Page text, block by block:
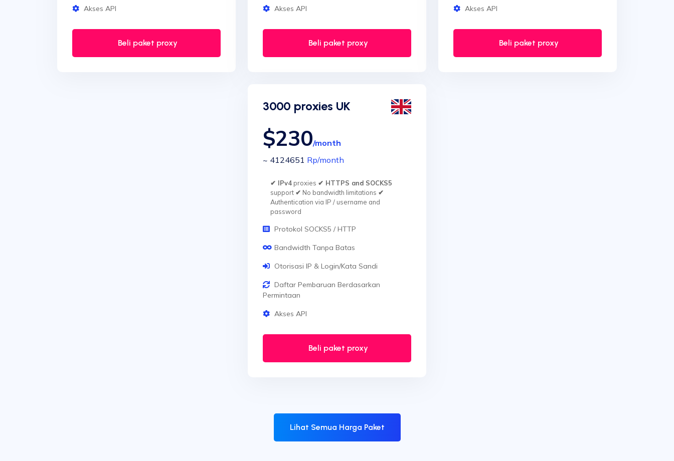
Akses API
Beli paket proxy
Akses API
Beli paket proxy
Akses API
Beli paket proxy
3000 proxies UK
$230/month
~ 4124651 Rp/month
✔ IPv4proxies ✔ HTTPS and SOCKS5
support ✔ No bandwidth limitations ✔
Authentication via IP / username and
password
Protokol SOCKS5 / HTTP
Bandwidth Tanpa Batas
Otorisasi IP & Login/Kata Sandi
Daftar Pembaruan Berdasarkan
Permintaan
Akses API
Beli paket proxy
Lihat Semua Harga Paket